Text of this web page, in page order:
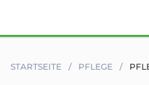
humboldt
STARTSEITE PFLEGE